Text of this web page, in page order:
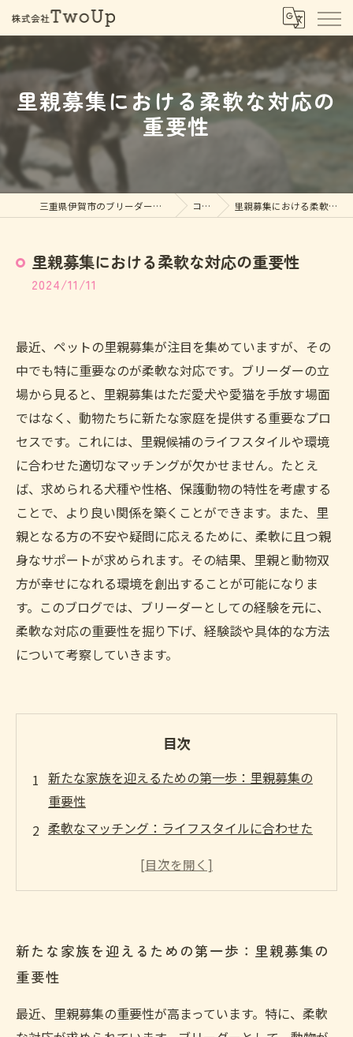
里親募集における柔軟な対応の
重要性
三重県伊賀市のブリーダーなら株式会社TwoUp コラム 里親募集における柔軟な対応の重要性
里親募集における柔軟な対応の重要性
2024/11/11
最近、ペットの里親募集が注目を集めていますが、その
中でも特に重要なのが柔軟な対応です。ブリーダーの立
場から見ると、里親募集はただ愛犬や愛猫を手放す場面
ではなく、動物たちに新たな家庭を提供する重要なプロ
セスです。これには、里親候補のライフスタイルや環境
に合わせた適切なマッチングが欠かせません。たとえ
ば、求められる犬種や性格、保護動物の特性を考慮する
ことで、より良い関係を築くことができます。また、里
親となる方の不安や疑問に応えるために、柔軟に且つ親
身なサポートが求められます。その結果、里親と動物双
方が幸せになれる環境を創出することが可能になりま
す。このブログでは、ブリーダーとしての経験を元に、
柔軟な対応の重要性を掘り下げ、経験談や具体的な方法
について考察していきます。
目次
新たな家族を迎えるための第一歩：里親募集の
重要性
柔軟なマッチング：ライフスタイルに合わせた
愛されるペットにするために：性格と特性の理
幸せな出会いを創出する方法：成功事例の紹介
ブリーダーとしての視点から見る里親募集の未
来
里親募集の新しい形：動物と人の幸せな共生へ
新たな家族を迎えるための第一歩：里親募集の
重要性
最近、里親募集の重要性が高まっています。特に、柔軟